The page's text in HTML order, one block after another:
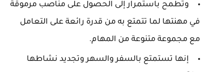
وتطمح باستمرار إلى الحصول على مناصب مرموقة
في مهنتها لما تتمتع به من قدرة رائعة على التعامل
مع مجموعة متنوعة من المهام.
إنها تستمتع بالسفر والسهر وتجديد نشاطها